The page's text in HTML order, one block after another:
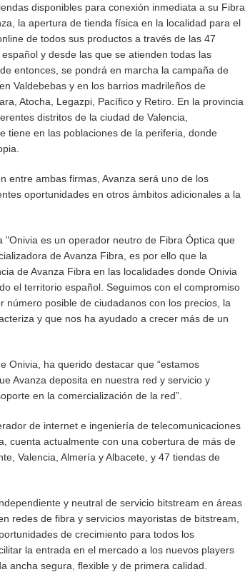
disponibles para conexión inmediata a su Fibra
la apertura de tienda física en la localidad para el
de todos sus productos a través de las 47
y desde las que se atienden todas las
entonces, se pondrá en marcha la campaña de
Valdebebas y en los barrios madrileños de
Atocha, Legazpi, Pacífico y Retiro. En la provincia
distritos de la ciudad de Valencia,
tiene en las poblaciones de la periferia, donde
entre ambas firmas, Avanza será uno de los
oportunidades en otros ámbitos adicionales a la
"Onivia es un operador neutro de Fibra Óptica que
de Avanza Fibra, es por ello que la
de Avanza Fibra en las localidades donde Onivia
el territorio español. Seguimos con el compromiso
posible de ciudadanos con los precios, la
y que nos ha ayudado a crecer más de un
Onivia, ha querido destacar que “estamos
Avanza deposita en nuestra red y servicio y
en la comercialización de la red”.
de internet e ingeniería de telecomunicaciones
cuenta actualmente con una cobertura de más de
Valencia, Almería y Albacete, y 47 tiendas de
y neutral de servicio bitstream en áreas
redes de fibra y servicios mayoristas de bitstream,
de crecimiento para todos los
la entrada en el mercado a los nuevos players
ancha segura, flexible y de primera calidad.